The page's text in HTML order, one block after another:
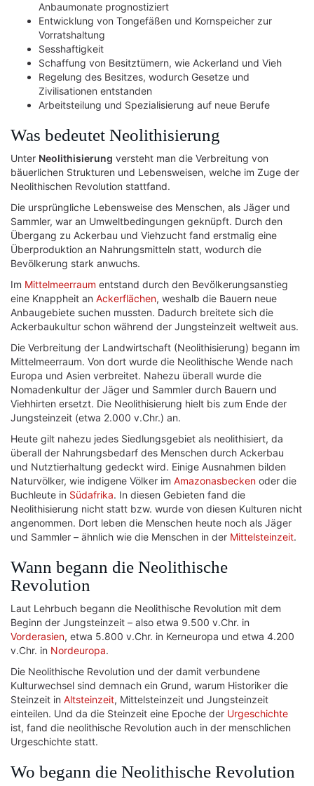
Anbaumonate prognostiziert
Entwicklung von Tongefäßen und Kornspeicher zur
Vorratshaltung
Sesshaftigkeit
Schaffung von Besitztümern, wie Ackerland und Vieh
Regelung des Besitzes, wodurch Gesetze und
Zivilisationen entstanden
Arbeitsteilung und Spezialisierung auf neue Berufe
Was bedeutet Neolithisierung
Unter Neolithisierung versteht man die Verbreitung von
bäuerlichen Strukturen und Lebensweisen, welche im Zuge der
Neolithischen Revolution stattfand.
Die ursprüngliche Lebensweise des Menschen, als Jäger und
Sammler, war an Umweltbedingungen geknüpft. Durch den
Übergang zu Ackerbau und Viehzucht fand erstmalig eine
Überproduktion an Nahrungsmitteln statt, wodurch die
Bevölkerung stark anwuchs.
Im Mittelmeerraum entstand durch den Bevölkerungsanstieg
eine Knappheit an Ackerflächen, weshalb die Bauern neue
Anbaugebiete suchen mussten. Dadurch breitete sich die
Ackerbaukultur schon während der Jungsteinzeit weltweit aus.
Die Verbreitung der Landwirtschaft (Neolithisierung) begann im
Mittelmeerraum. Von dort wurde die Neolithische Wende nach
Europa und Asien verbreitet. Nahezu überall wurde die
Nomadenkultur der Jäger und Sammler durch Bauern und
Viehhirten ersetzt. Die Neolithisierung hielt bis zum Ende der
Jungsteinzeit (etwa 2.000 v.Chr.) an.
Heute gilt nahezu jedes Siedlungsgebiet als neolithisiert, da
überall der Nahrungsbedarf des Menschen durch Ackerbau
und Nutztierhaltung gedeckt wird. Einige Ausnahmen bilden
Naturvölker, wie indigene Völker im Amazonasbecken oder die
Buchleute in Südafrika. In diesen Gebieten fand die
Neolithisierung nicht statt bzw. wurde von diesen Kulturen nicht
angenommen. Dort leben die Menschen heute noch als Jäger
und Sammler – ähnlich wie die Menschen in der Mittelsteinzeit.
Wann begann die Neolithische
Revolution
Laut Lehrbuch begann die Neolithische Revolution mit dem
Beginn der Jungsteinzeit – also etwa 9.500 v.Chr. in
Vorderasien, etwa 5.800 v.Chr. in Kerneuropa und etwa 4.200
v.Chr. in Nordeuropa.
Die Neolithische Revolution und der damit verbundene
Kulturwechsel sind demnach ein Grund, warum Historiker die
Steinzeit in Altsteinzeit, Mittelsteinzeit und Jungsteinzeit
einteilen. Und da die Steinzeit eine Epoche der Urgeschichte
ist, fand die neolithische Revolution auch in der menschlichen
Urgeschichte statt.
Wo begann die Neolithische Revolution